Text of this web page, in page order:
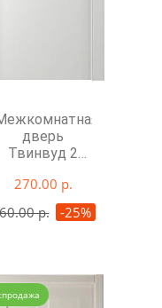
дверь
Твинвуд 2
270.00 р.
р.
-25%